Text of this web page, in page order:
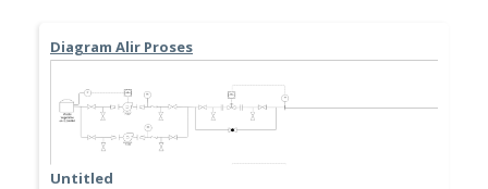
Diagram Alir Proses
Untitled